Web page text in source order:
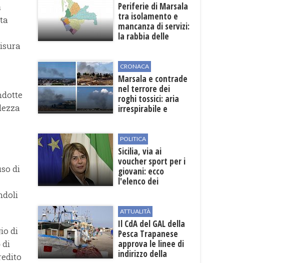
di
di
di
Periferie di Marsala
tra isolamento e
mancanza di servizi:
la rabbia delle
CRONACA
Marsala e contrade
nel terrore dei
roghi tossici: aria
irrespirabile e
POLITICA
Sicilia, via ai
voucher sport per i
giovani: ecco
l'elenco dei
ATTUALITÀ
Il CdA del GAL della
Pesca Trapanese
approva le linee di
indirizzo della